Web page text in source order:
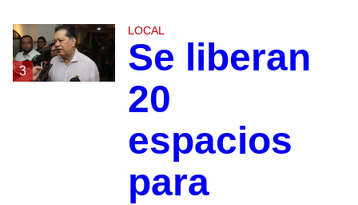
3
LOCAL
Se liberan
20
espacios
para